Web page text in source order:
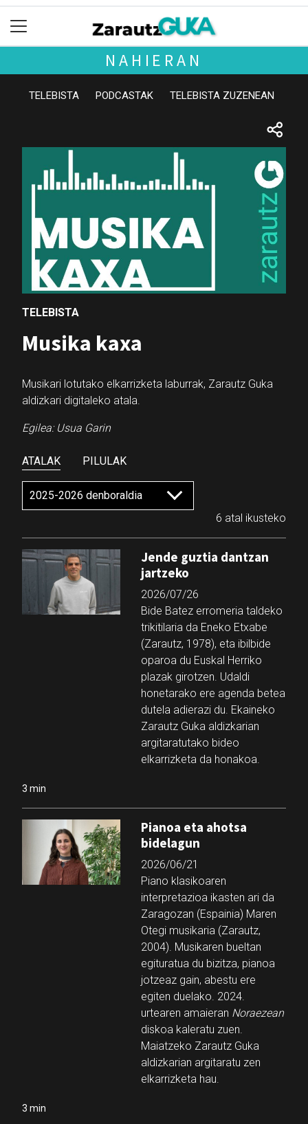
NAHIERAN
TELEBISTA PODCASTAK TELEBISTA ZUZENEAN
TELEBISTA
Musika kaxa
Musikari lotutako elkarrizketa laburrak, Zarautz Guka
aldizkari digitaleko atala.
Egilea: Usua Garin
ATALAK PILULAK
6 atal ikusteko
Jende guztia dantzan
jartzeko
2026/07/26
Bide Batez erromeria taldeko
trikitilaria da Eneko Etxabe
(Zarautz, 1978), eta ibilbide
oparoa du Euskal Herriko
plazak girotzen. Udaldi
honetarako ere agenda betea
dutela adierazi du. Ekaineko
Zarautz Guka aldizkarian
argitaratutako bideo
elkarrizketa da honakoa.
3 min
Pianoa eta ahotsa
bidelagun
2026/06/21
Piano klasikoaren
interpretazioa ikasten ari da
Zaragozan (Espainia) Maren
Otegi musikaria (Zarautz,
2004). Musikaren bueltan
egituratua du bizitza, pianoa
jotzeaz gain, abestu ere
egiten duelako. 2024.
urtearen amaieran Noraezean
diskoa kaleratu zuen.
Maiatzeko Zarautz Guka
aldizkarian argitaratu zen
elkarrizketa hau.
3 min